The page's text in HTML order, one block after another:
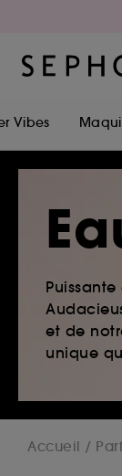
Vibes
et de
unique
Accueil